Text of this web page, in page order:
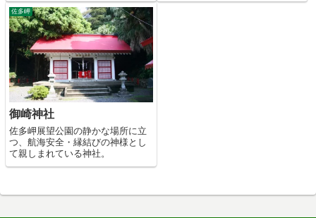
佐多岬
御崎神社
佐多岬展望公園の静かな場所に立
つ、航海安全・縁結びの神様とし
て親しまれている神社。